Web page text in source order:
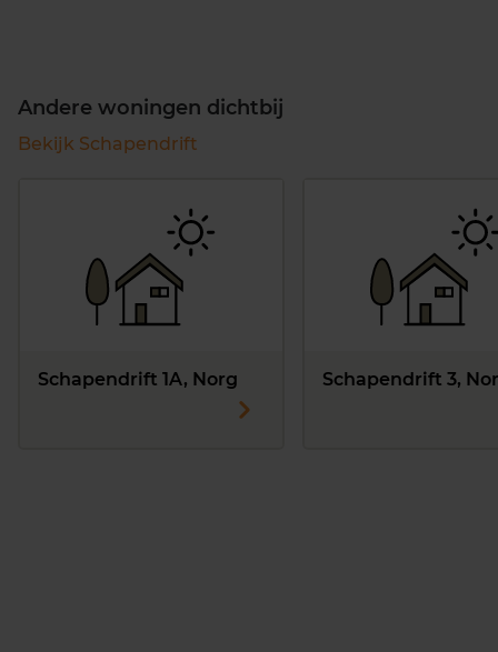
Andere woningen dichtbij
Bekijk Schapendrift
Schapendrift 1A, Norg Schapendrift 3,